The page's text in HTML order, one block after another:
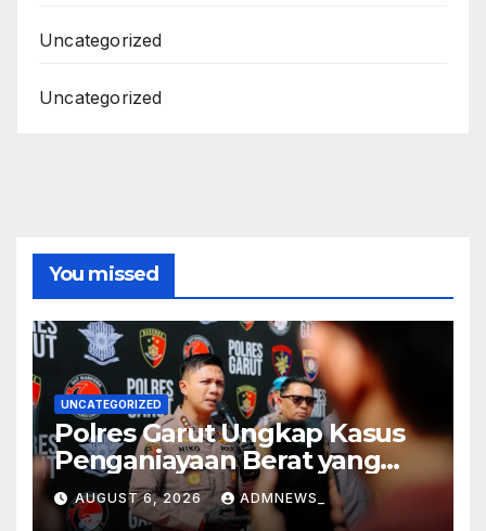
Uncategorized
Uncategorized
You missed
UNCATEGORIZED
Polres Garut Ungkap Kasus
Penganiayaan Berat yang
Mengakibatkan Korban
Meninggal Dunia
AUGUST 6, 2026 ADMNEWS_